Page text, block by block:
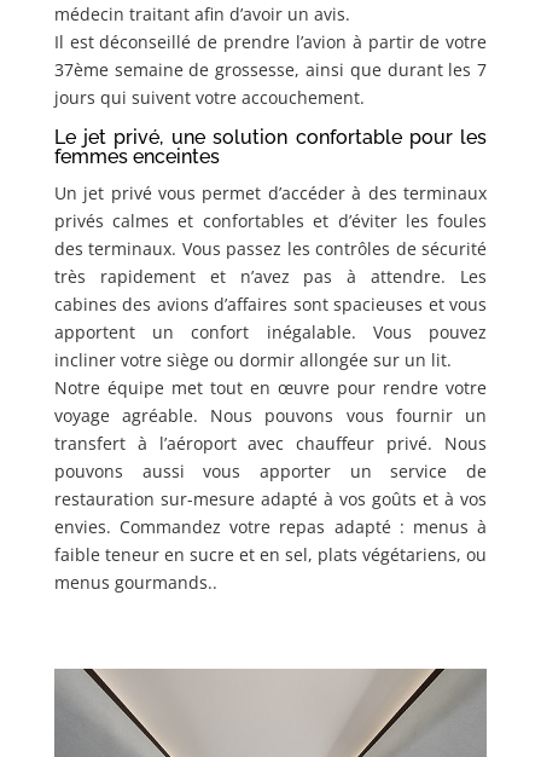
médecin traitant afin d’avoir un avis.
Il est déconseillé de prendre l’avion à partir de votre
37ème semaine de grossesse, ainsi que durant les 7
jours qui suivent votre accouchement.
Le jet privé, une solution confortable pour les
femmes enceintes
Un jet privé vous permet d’accéder à des terminaux
privés calmes et confortables et d’éviter les foules
des terminaux. Vous passez les contrôles de sécurité
très rapidement et n’avez pas à attendre. Les
cabines des avions d’affaires sont spacieuses et vous
apportent un confort inégalable. Vous pouvez
incliner votre siège ou dormir allongée sur un lit.
Notre équipe met tout en œuvre pour rendre votre
voyage agréable. Nous pouvons vous fournir un
transfert à l’aéroport avec chauffeur privé. Nous
pouvons aussi vous apporter un service de
restauration sur-mesure adapté à vos goûts et à vos
envies. Commandez votre repas adapté : menus à
faible teneur en sucre et en sel, plats végétariens, ou
menus gourmands..